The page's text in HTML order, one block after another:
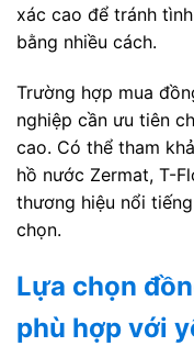
xác cao để tránh
bằng nhiều cách.
Trường hợp mua
nghiệp cần ưu tiên
cao. Có thể tham
hồ nước Zermat, T-
thương hiệu nổi
chọn.
Lựa chọn
phù hợp với